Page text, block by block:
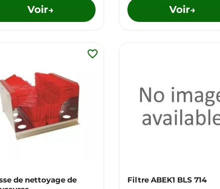
Voir→ Voir→
de nettoyage de
favorite_border
Filtre ABEK1 BLS 714